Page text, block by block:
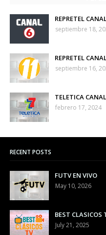
REPRETEL
septiembre 18,
REPRETEL
septiembre 16,
TELETICA
febrero 17, 2024
RECENT POSTS
FUTV EN VIVO
May 10, 2026
BEST CLASICOS
July 21, 2025